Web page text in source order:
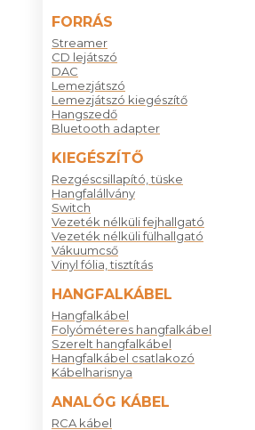
FORRÁS
Streamer
CD lejátszó
DAC
Lemezjátszó
Lemezjátszó kiegészítő
Hangszedő
Bluetooth adapter
KIEGÉSZÍTŐ
Rezgéscsillapító, tüske
Hangfalállvány
Switch
Vezeték nélküli fejhallgató
Vezeték nélküli fülhallgató
Vákuumcső
Vinyl fólia, tisztítás
HANGFALKÁBEL
Hangfalkábel
Folyóméteres hangfalkábel
Szerelt hangfalkábel
Hangfalkábel csatlakozó
Kábelharisnya
ANALÓG KÁBEL
RCA kábel